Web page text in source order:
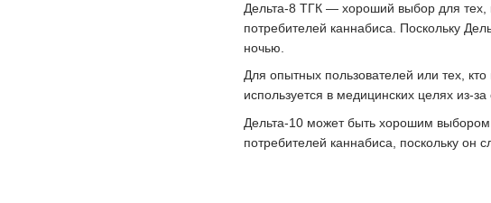
Дельта-8 ТГК — хороший выбор для тех,
потребителей каннабиса. Поскольку
ночью.
Для опытных пользователей или тех,
используется в медицинских целях из-
Дельта-10 может быть хорошим
потребителей каннабиса, поскольку он